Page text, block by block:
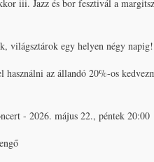
iii. Jazz és bor fesztivál a
világsztárok egy helyen négy napig!
használni az állandó 20%-os
- 2026. május 22., péntek 20:00